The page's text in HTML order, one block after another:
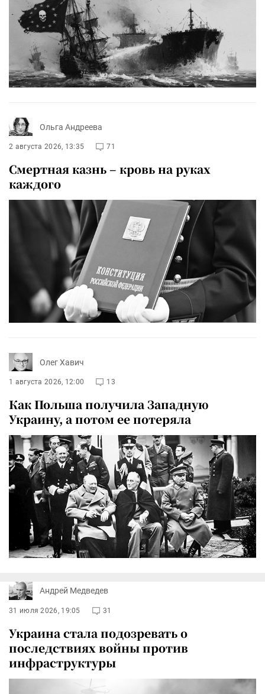
Ольга Андреева
2 августа 2026, 13:35 71
Смертная казнь – кровь на руках
каждого
Олег Хавич
1 августа 2026, 12:00 13
Как Польша получила Западную
Украину, а потом ее потеряла
Андрей Медведев
31 июля 2026, 19:05 31
Украина стала подозревать о
последствиях войны против
инфраструктуры